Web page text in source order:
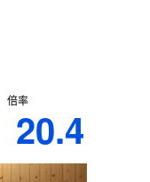
倍率
20.4